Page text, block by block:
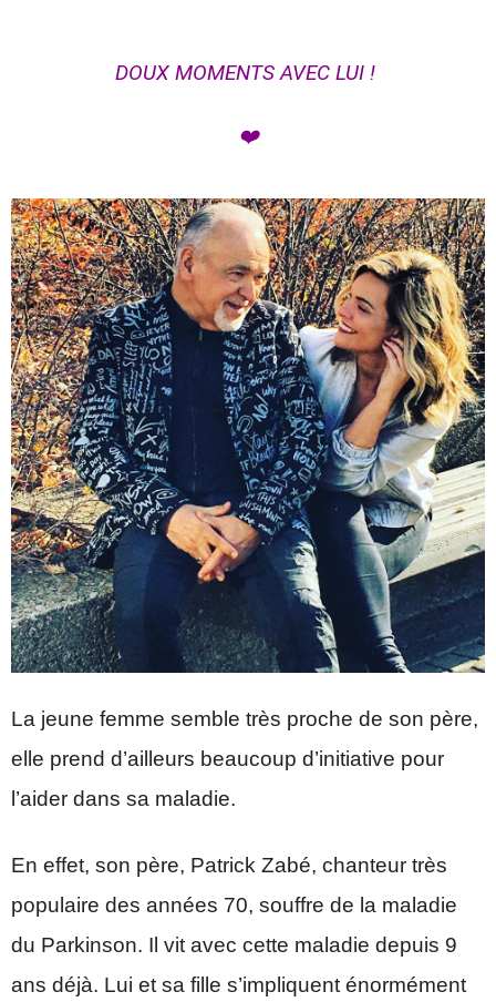
DOUX MOMENTS AVEC LUI !
❤️
La jeune femme semble très proche de son père,
elle prend d’ailleurs beaucoup d’initiative pour
l’aider dans sa maladie.
En effet, son père, Patrick Zabé, chanteur très
populaire des années 70, souffre de la maladie
du Parkinson. Il vit avec cette maladie depuis 9
ans déjà. Lui et sa fille s’impliquent énormément